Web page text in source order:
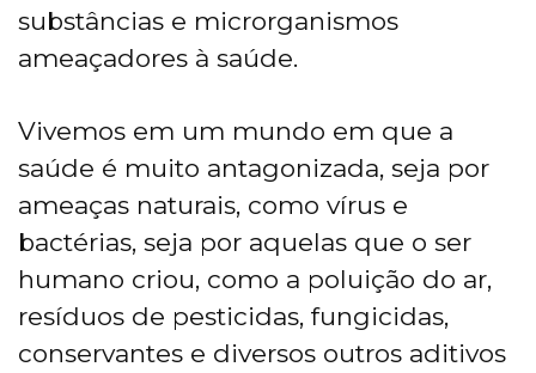
substâncias e microrganismos
ameaçadores à saúde.
Vivemos em um mundo em que a
saúde é muito antagonizada, seja por
ameaças naturais, como vírus e
bactérias, seja por aquelas que o ser
humano criou, como a poluição do ar,
resíduos de pesticidas, fungicidas,
conservantes e diversos outros aditivos